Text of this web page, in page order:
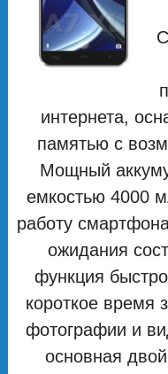
интернета,
памятью с
Мощный
емкостью 4000
работу
ожидания
функция
короткое время
фотографии и
основная